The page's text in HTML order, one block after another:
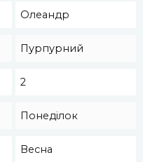
Олеандр
Пурпурний
2
Понеділок
Весна